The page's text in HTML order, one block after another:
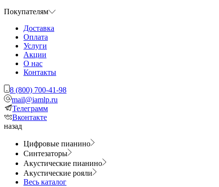
Покупателям
Доставка
Оплата
Услуги
Акции
О нас
Контакты
8 (800) 700-41-98
mail@iamlp.ru
Телеграмм
Вконтакте
назад
Цифровые пианино
Синтезаторы
Акустические пианино
Акустические рояли
Весь каталог